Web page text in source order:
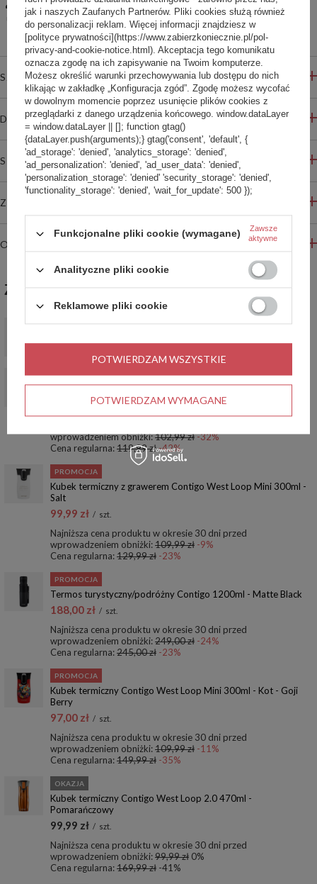
Udostępnij konfigurację
Bezpieczne zakupy
SZCZEGÓŁOWE INFORMACJE
DO POBRANIA
STREFA REKOMENDACJI
ZADAJ PYTANIE
OPINIE
ZABIERZ JESZCZE :)
PROMOCJA
szt.
wprowadzeniem obniżki:102,99 zł-32%
Cena regularna:119,99 zł-42%
PROMOCJA
Kubek termiczny z grawerem Contigo West Loop Mini 300ml -
Salt
99,99 zł / szt.
Najniższa cena produktu w okresie 30 dni przed
wprowadzeniem obniżki:109,99 zł -9%
Cena regularna:129,99 zł -23%
PROMOCJA
Termos turystyczny/podróżny Contigo 1200ml - Matte Black
188,00 zł / szt.
Najniższa cena produktu w okresie 30 dni przed
wprowadzeniem obniżki:249,00 zł -24%
Cena regularna:245,00 zł -23%
PROMOCJA
Kubek termiczny Contigo West Loop Mini 300ml - Kot - Goji
Berry
97,00 zł / szt.
Najniższa cena produktu w okresie 30 dni przed
wprowadzeniem obniżki:109,99 zł -11%
Cena regularna:149,99 zł -35%
OKAZJA
Kubek termiczny Contigo West Loop 2.0 470ml -
Pomarańczowy
99,99 zł / szt.
Najniższa cena produktu w okresie 30 dni przed
wprowadzeniem obniżki:99,99 zł 0%
Cena regularna:169,99 zł -41%
jak i naszych Zaufanych Partnerów. Pliki cookies służą również
do personalizacji reklam. Więcej informacji znajdziesz w
[polityce prywatności](https://www.zabierzkoniecznie.pl/pol-
privacy-and-cookie-notice.html). Akceptacja tego komunikatu
oznacza zgodę na ich zapisywanie na Twoim komputerze.
Możesz określić warunki przechowywania lub dostępu do nich
klikając w zakładkę „Konfiguracja zgód”. Zgodę możesz wycofać
w dowolnym momencie poprzez usunięcie plików cookies z
przeglądarki z danego urządzenia końcowego. window.dataLayer
= window.dataLayer || []; function gtag()
{dataLayer.push(arguments);} gtag('consent', 'default', {
'ad_storage': 'denied', 'analytics_storage': 'denied',
'ad_personalization': 'denied', 'ad_user_data': 'denied',
'personalization_storage': 'denied' 'security_storage': 'denied',
'functionality_storage': 'denied', 'wait_for_update': 500 });
Funkcjonalne pliki cookie (wymagane)
Zawsze
aktywne
Analityczne pliki cookie
Reklamowe pliki cookie
POTWIERDZAM WYMAGANE
POTWIERDZAM WSZYSTKIE